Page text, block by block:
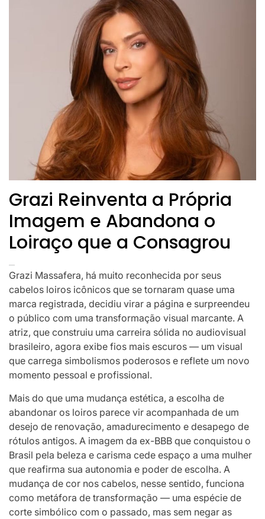
Grazi Reinventa a Própria
Imagem e Abandona o
Loiraço que a Consagrou
Grazi Massafera, há muito reconhecida por seus
cabelos loiros icônicos que se tornaram quase uma
marca registrada, decidiu virar a página e surpreendeu
o público com uma transformação visual marcante. A
atriz, que construiu uma carreira sólida no audiovisual
brasileiro, agora exibe fios mais escuros — um visual
que carrega simbolismos poderosos e reflete um novo
momento pessoal e profissional.
Mais do que uma mudança estética, a escolha de
abandonar os loiros parece vir acompanhada de um
desejo de renovação, amadurecimento e desapego de
rótulos antigos. A imagem da ex-BBB que conquistou o
Brasil pela beleza e carisma cede espaço a uma mulher
que reafirma sua autonomia e poder de escolha. A
mudança de cor nos cabelos, nesse sentido, funciona
como metáfora de transformação — uma espécie de
corte simbólico com o passado, mas sem negar as